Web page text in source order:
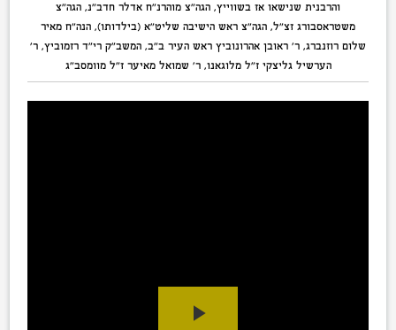
והרבנית שנישאו אז בשווייץ, הגה”צ מוהרנ”ח אדלר חדב”נ, הגה”צ
משטראסבורג זצ”ל, הגה”צ ראש הישיבה שליט”א (בילדותו), הנה”ח מאיר
שלום רוזנברג, ר’ ראובן אהרונוביץ ראש העיר ב”ב, המשב”ק רי”ד רזמוביץ, ר’
הערשיל גליצקי ז”ל מלוגאנו, ר’ שמואל מאיער ז”ל מוומסב”ג